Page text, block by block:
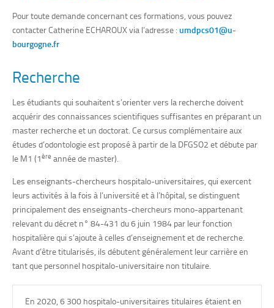
l’UFR et de la commission médicale d’établissement.
Un poste de CCU-AH en odontologie peut se faire à temps
À l’heure actuelle, afin de devenir CCU-AH, il faut d’une part
également participer à un concours, dont l’arrêté est publié
au journal officiel.
Ce concours s’articule autour de :
1 présentation du candidat (CV, expériences
professionnelles, Diplômes Universitaires acquis,
Publications effectuées, …)
1 présentation d’un cours devant un jury
1 étude d’un ou de plusieurs cas cliniques
Il s’agit d’emplois préparatoires aux fonctions de Maître de
Conférences ou de Professeur des Universités.
Quelles sont les missions d’un CCU-AH ?
Pour toute demande concernant ces formations, vous pouvez
contacter Catherine ECHAROUX via l’adresse : umdpcs01@u-
bourgogne.fr
Recherche
Les étudiants qui souhaitent s’orienter vers la recherche doivent
acquérir des connaissances scientifiques suffisantes en préparant un
master recherche et un doctorat. Ce cursus complémentaire aux
études d’odontologie est proposé à partir de la DFGSO2 et débute par
le M1 (1ère année de master).
Les enseignants-chercheurs hospitalo-universitaires, qui exercent
leurs activités à la fois à l’université et à l’hôpital, se distinguent
principalement des enseignants-chercheurs mono-appartenant
relevant du décret n° 84-431 du 6 juin 1984 par leur fonction
hospitalière qui s’ajoute à celles d’enseignement et de recherche.
Avant d’être titularisés, ils débutent généralement leur carrière en
tant que personnel hospitalo-universitaire non titulaire.
En 2020, 6 300 hospitalo-universitaires titulaires étaient en